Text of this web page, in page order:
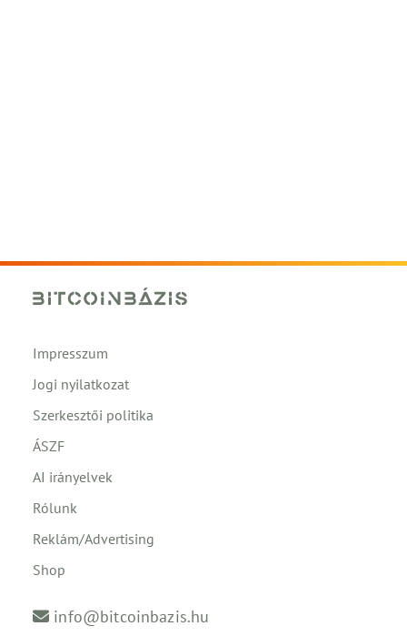
Impresszum
Jogi nyilatkozat
Szerkesztői politika
ÁSZF
AI irányelvek
Rólunk
Reklám/Advertising
Shop
info@bitcoinbazis.hu